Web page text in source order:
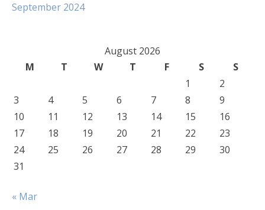
September 2024
August 2026
M
T W T F S
S
1
2
3
4 5 6 7 8
9
10
11 12 13 14 15
16
17
18 19 20 21 22
23
24
25 26 27 28 29
30
31
« Mar